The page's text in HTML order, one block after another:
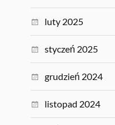
luty 2025
styczeń 2025
grudzień 2024
listopad 2024